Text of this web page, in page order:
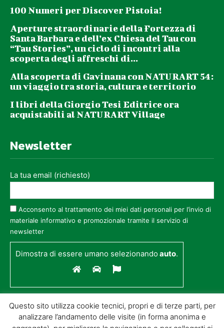
100 Numeri per Discover Pistoia!
Aperture straordinarie della Fortezza di
Santa Barbara e dell’ex Chiesa del Tau con
“Tau Stories”, un ciclo di incontri alla
scoperta degli affreschi di...
Alla scoperta di Gavinana con NATURART 54:
un viaggio tra storia, cultura e territorio
I libri della Giorgio Tesi Editrice ora
acquistabili al NATURART Village
Newsletter
La tua email (richiesto)
Acconsento al trattamento dei miei dati personali per l’invio di
materiale informativo e promozionale tramite il servizio di
newsletter
Dimostra di essere umano selezionandoauto.
Questo sito utilizza cookie tecnici, propri e di terze parti, per
analizzare l’andamento delle visite (in forma anonima e